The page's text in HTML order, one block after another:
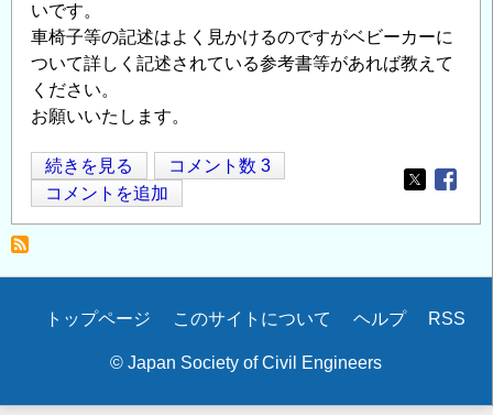
いです。
車椅子等の記述はよく見かけるのですがベビーカーに
ついて詳しく記述されている参考書等があれば教えて
ください。
お願いいたします。
ベ
ビ
ー
ー
登
続きを見る
コメント数 3
コメントを追加
Opens in
Secondary
トップページ このサイトについて ヘルプ RSS
© Japan Society of Civil Engineers